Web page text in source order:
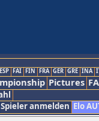
ESP FAI FIN FRA GER GRE INA
Pictures
Spieler anmelden Elo